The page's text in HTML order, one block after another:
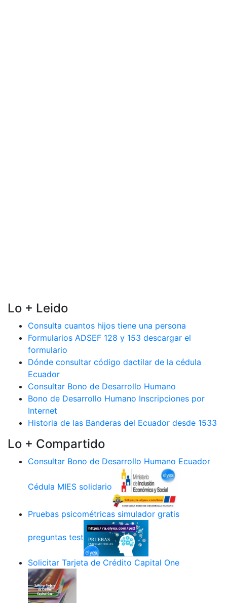
Lo + Leido
Consulta cuantos hijos tiene una persona
Formularios ADSEF 128 y 153 descargar el
formulario
Dónde consultar código dactilar de la cédula
Ecuador
Consultar Bono de Desarrollo Humano
Bono de Desarrollo Humano Inscripciones por
Internet
Historia de las Banderas del Ecuador desde 1533
Lo + Compartido
Consultar Bono de Desarrollo Humano Ecuador
Cédula MIES solidario
Pruebas psicométricas simulador gratis
preguntas test
Solicitar Tarjeta de Crédito Capital One